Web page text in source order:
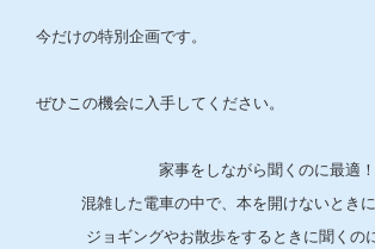
今だけの特別企画です。
ぜひこの機会に入手してください。
家事をしながら聞くのに最適！
混雑した電車の中で、本を開けないとき
ジョギングやお散歩をするときに聞くの